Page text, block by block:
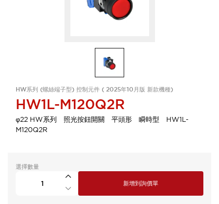
HW系列 (螺絲端子型) 控制元件 ( 2025年10月版 新款機種)
HW1L-M120Q2R
φ22 HW系列 照光按鈕開關 平頭形 瞬時型 HW1L-
M120Q2R
選擇數量
新增到詢價單